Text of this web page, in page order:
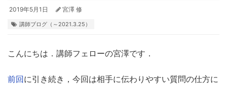
2019年5月1日 宮澤 修
講師ブログ（～2021.3.25）
こんにちは．講師フェローの宮澤です．
前回に引き続き，今回は相手に伝わりやすい質問の仕方に